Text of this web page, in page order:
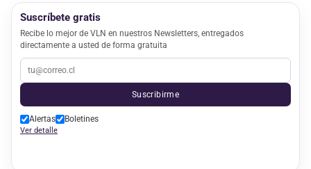
Suscríbete gratis
Recibe lo mejor de VLN en nuestros Newsletters, entregados
directamente a usted de forma gratuita
Suscribirme
Alertas Boletines
Ver detalle